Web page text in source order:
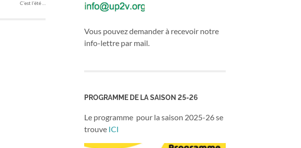
C’est l’été …
Vous pouvez demander à recevoir notre
info-lettre par mail.
PROGRAMME DE LA SAISON 25-26
Le programme pour la saison 2025-26 se
trouve ICI